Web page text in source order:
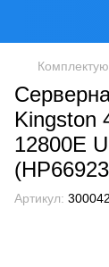
Kingston
12800E
Артикул: 300042